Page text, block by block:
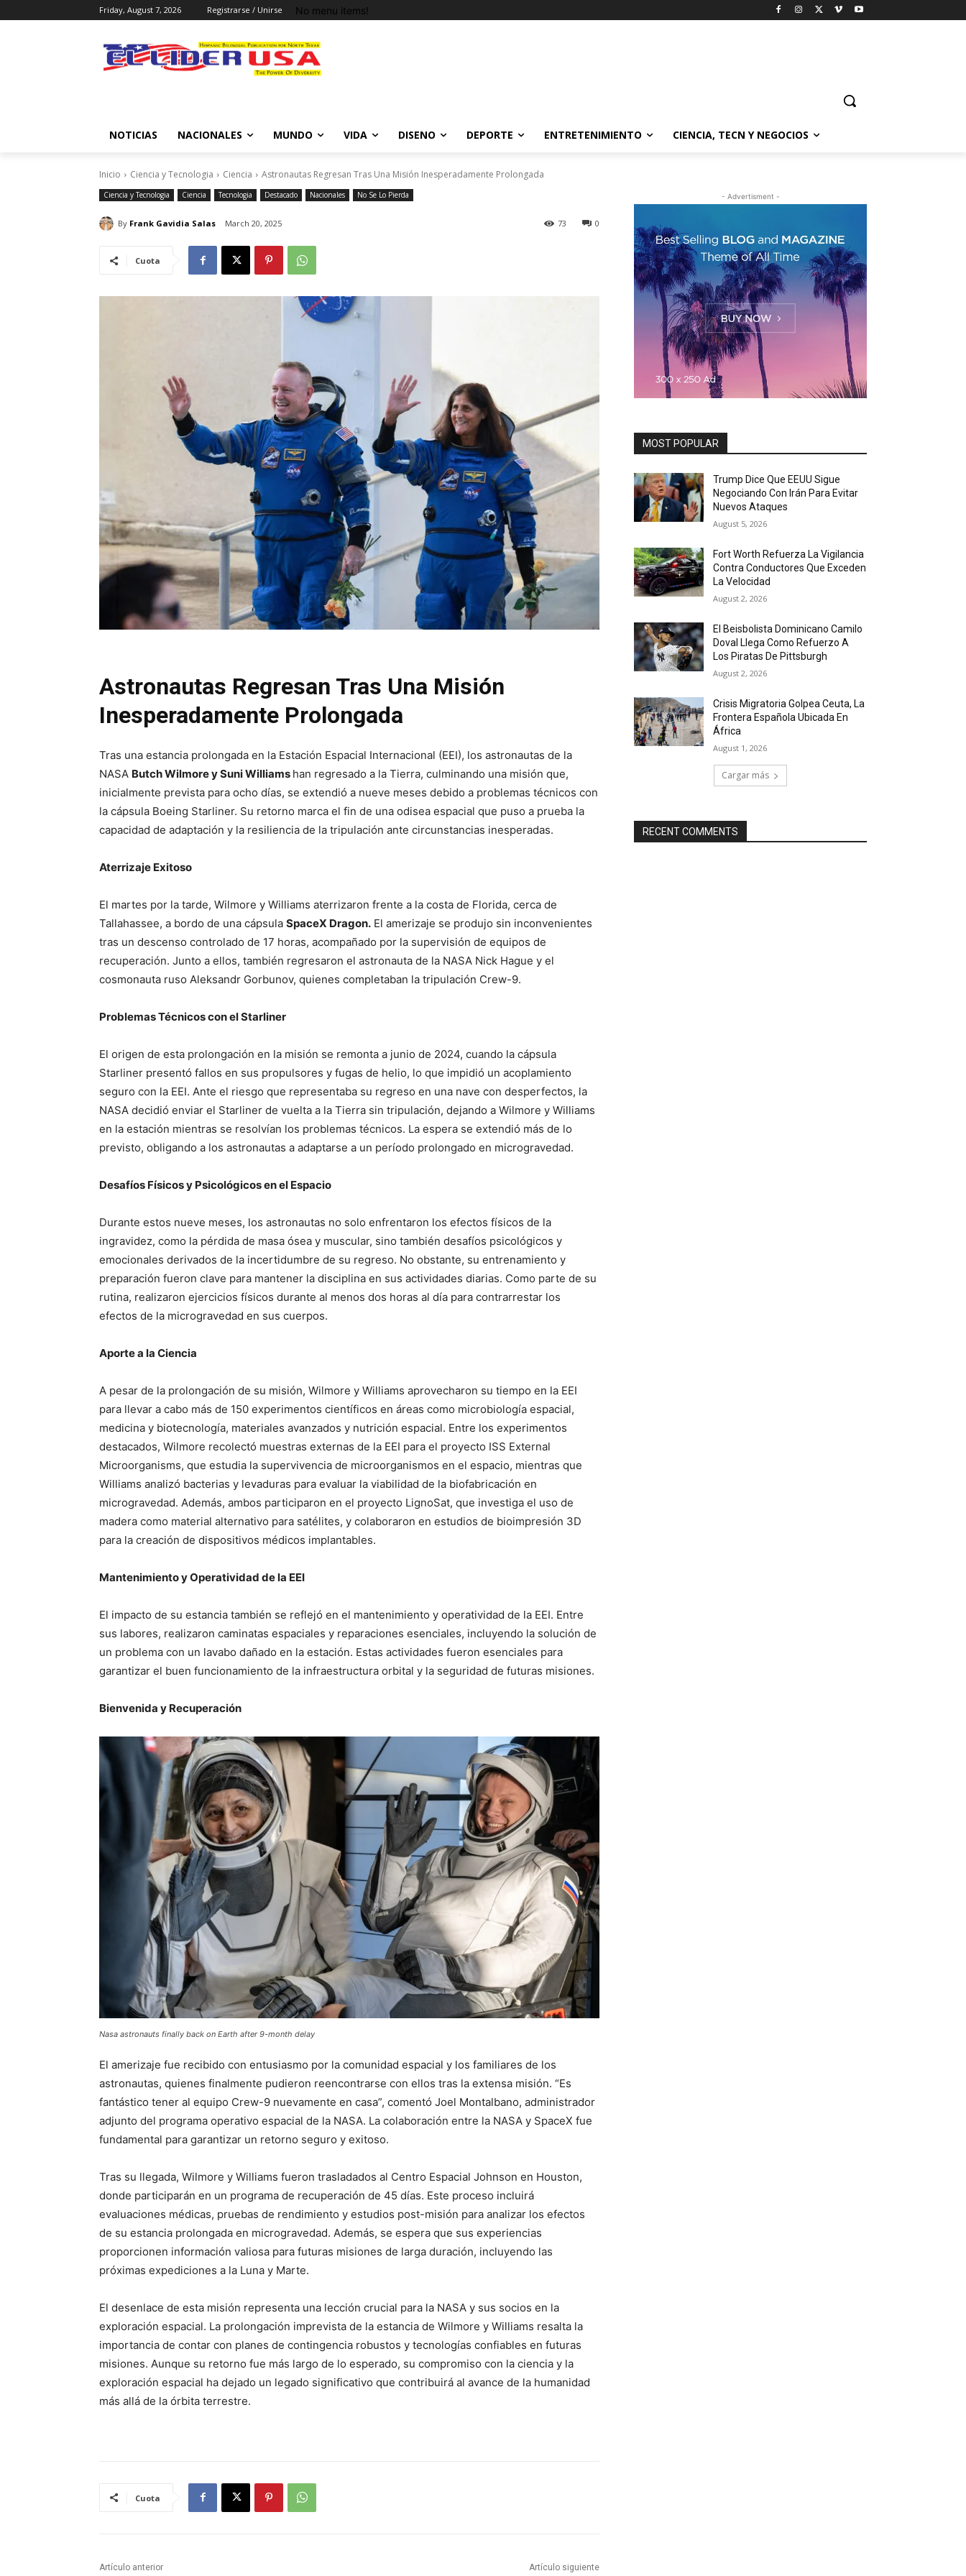
Friday, August 7, 2026 Registrarse / Unirse No menu items!
NOTICIAS NACIONALES MUNDO VIDA DISENO DEPORTE ENTRETENIMIENTO CIENCIA, TECN Y NEGOCIOS
Inicio Ciencia y Tecnologia Ciencia Astronautas Regresan Tras Una Misión Inesperadamente Prolongada
Ciencia y Tecnologia Ciencia Tecnologia Destacado Nacionales No Se Lo Pierda
By Frank Gavidia Salas March 20, 2025 0
73
Cuota
Astronautas Regresan Tras Una Misión
Inesperadamente Prolongada
Tras una estancia prolongada en la Estación Espacial Internacional (EEI), los astronautas de la
NASA Butch Wilmore y Suni Williams han regresado a la Tierra, culminando una misión que,
inicialmente prevista para ocho días, se extendió a nueve meses debido a problemas técnicos con
la cápsula Boeing Starliner. Su retorno marca el fin de una odisea espacial que puso a prueba la
capacidad de adaptación y la resiliencia de la tripulación ante circunstancias inesperadas.
Aterrizaje Exitoso
El martes por la tarde, Wilmore y Williams aterrizaron frente a la costa de Florida, cerca de
Tallahassee, a bordo de una cápsula SpaceX Dragon. El amerizaje se produjo sin inconvenientes
tras un descenso controlado de 17 horas, acompañado por la supervisión de equipos de
recuperación. Junto a ellos, también regresaron el astronauta de la NASA Nick Hague y el
cosmonauta ruso Aleksandr Gorbunov, quienes completaban la tripulación Crew-9.
Problemas Técnicos con el Starliner
El origen de esta prolongación en la misión se remonta a junio de 2024, cuando la cápsula
Starliner presentó fallos en sus propulsores y fugas de helio, lo que impidió un acoplamiento
seguro con la EEI. Ante el riesgo que representaba su regreso en una nave con desperfectos, la
NASA decidió enviar el Starliner de vuelta a la Tierra sin tripulación, dejando a Wilmore y Williams
en la estación mientras se resolvían los problemas técnicos. La espera se extendió más de lo
previsto, obligando a los astronautas a adaptarse a un período prolongado en microgravedad.
Desafíos Físicos y Psicológicos en el Espacio
Durante estos nueve meses, los astronautas no solo enfrentaron los efectos físicos de la
ingravidez, como la pérdida de masa ósea y muscular, sino también desafíos psicológicos y
emocionales derivados de la incertidumbre de su regreso. No obstante, su entrenamiento y
preparación fueron clave para mantener la disciplina en sus actividades diarias. Como parte de su
rutina, realizaron ejercicios físicos durante al menos dos horas al día para contrarrestar los
efectos de la microgravedad en sus cuerpos.
Aporte a la Ciencia
A pesar de la prolongación de su misión, Wilmore y Williams aprovecharon su tiempo en la EEI
para llevar a cabo más de 150 experimentos científicos en áreas como microbiología espacial,
medicina y biotecnología, materiales avanzados y nutrición espacial. Entre los experimentos
destacados, Wilmore recolectó muestras externas de la EEI para el proyecto ISS External
Microorganisms, que estudia la supervivencia de microorganismos en el espacio, mientras que
Williams analizó bacterias y levaduras para evaluar la viabilidad de la biofabricación en
microgravedad. Además, ambos participaron en el proyecto LignoSat, que investiga el uso de
madera como material alternativo para satélites, y colaboraron en estudios de bioimpresión 3D
para la creación de dispositivos médicos implantables.
Mantenimiento y Operatividad de la EEI
El impacto de su estancia también se reflejó en el mantenimiento y operatividad de la EEI. Entre
sus labores, realizaron caminatas espaciales y reparaciones esenciales, incluyendo la solución de
un problema con un lavabo dañado en la estación. Estas actividades fueron esenciales para
garantizar el buen funcionamiento de la infraestructura orbital y la seguridad de futuras misiones.
Bienvenida y Recuperación
Nasa astronauts finally back on Earth after 9-month delay
El amerizaje fue recibido con entusiasmo por la comunidad espacial y los familiares de los
astronautas, quienes finalmente pudieron reencontrarse con ellos tras la extensa misión. “Es
fantástico tener al equipo Crew-9 nuevamente en casa”, comentó Joel Montalbano, administrador
adjunto del programa operativo espacial de la NASA. La colaboración entre la NASA y SpaceX fue
fundamental para garantizar un retorno seguro y exitoso.
Tras su llegada, Wilmore y Williams fueron trasladados al Centro Espacial Johnson en Houston,
donde participarán en un programa de recuperación de 45 días. Este proceso incluirá
evaluaciones médicas, pruebas de rendimiento y estudios post-misión para analizar los efectos
de su estancia prolongada en microgravedad. Además, se espera que sus experiencias
proporcionen información valiosa para futuras misiones de larga duración, incluyendo las
próximas expediciones a la Luna y Marte.
El desenlace de esta misión representa una lección crucial para la NASA y sus socios en la
exploración espacial. La prolongación imprevista de la estancia de Wilmore y Williams resalta la
importancia de contar con planes de contingencia robustos y tecnologías confiables en futuras
misiones. Aunque su retorno fue más largo de lo esperado, su compromiso con la ciencia y la
exploración espacial ha dejado un legado significativo que contribuirá al avance de la humanidad
más allá de la órbita terrestre.
Cuota
Artículo anterior Artículo siguiente
- Advertisment -
MOST POPULAR
Trump Dice Que EEUU Sigue
Negociando Con Irán Para Evitar
Nuevos Ataques
August 5, 2026
Fort Worth Refuerza La Vigilancia
Contra Conductores Que Exceden
La Velocidad
August 2, 2026
El Beisbolista Dominicano Camilo
Doval Llega Como Refuerzo A
Los Piratas De Pittsburgh
August 2, 2026
Crisis Migratoria Golpea Ceuta, La
Frontera Española Ubicada En
África
August 1, 2026
Cargar más
RECENT COMMENTS